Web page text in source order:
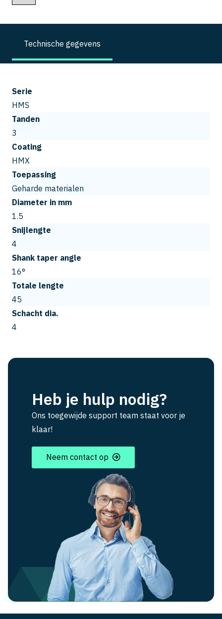
Technische gegevens
Serie
HMS
Tanden
3
Coating
HMX
Toepassing
Geharde materialen
Diameter in mm
1.5
Snijlengte
4
Shank taper angle
16°
Totale lengte
45
Schacht dia.
4
Heb je hulp nodig?
Ons toegewijde support team staat voor je
klaar!
Neem contact op